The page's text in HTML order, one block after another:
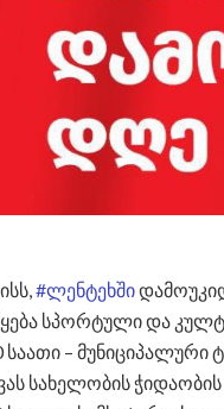
#ლენტეხში
სპორტული და
საათი –
სახელობის